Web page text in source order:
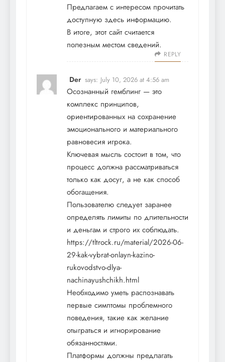
Предлагаем с интересом прочитать
доступную здесь информацию.
В итоге, этот сайт считается
полезным местом сведений.
REPLY
Der says: July 10, 2026 at 4:56 am
Осознанный гемблинг — это
комплекс принципов,
ориентированных на сохранение
эмоционального и материального
равновесия игрока.
Ключевая мысль состоит в том, что
процесс должна рассматриваться
только как досуг, а не как способ
обогащения.
Пользователю следует заранее
определять лимиты по длительности
и деньгам и строго их соблюдать.
https://tltrock.ru/material/2026-06-
29-kak-vybrat-onlayn-kazino-
rukovodstvo-dlya-
nachinayushchikh.html
Необходимо уметь распознавать
первые симптомы проблемного
поведения, такие как желание
отыграться и игнорирование
обязанностями.
Платформы должны предлагать